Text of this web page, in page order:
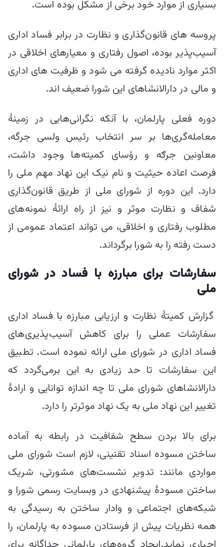
بسیاری از موارد خود برخی از مشکل بوده است.
پروسه های قانون‌گذاری و نظارت در برابر فساد اداری
آسیب‌پذیر بوده، اصول رفتاری و معیارهای اخلاقی در
اکثر موارد نادیده گرفته می شود و ظرفیت های اداری
و مالی در دارالانشاهای این شورا ضعیف اند.
دوره فعلی پارلمان، با آنکه نگرانی‌هایی در زمینۀ
معامله‌گری‌ها بر سر انتخاب رئیس ولسی جرگه،
معاونین جرګه و رؤسای کمیته‌ها وجود داشت،
فرصت اعاده حیثیت و نام نیک این نهاد مهم ملی را
دارد. این دوره از شورای ملی از طریق قانون‌گذاری
شفاف و نظارت موثر و نیز از راه ارائۀ نمونه‌های
مطلوب رفتاری و اخلاقی، می تواند اعتماد عمومی از
دست رفته را به شورا برگرداند.
سفارشات برای مبارزه با فساد در شورای
ملی
گزارش کمیتۀ نظارت و ارزیابی مبارزه با فساد اداری
سفارشات عملی را برای کاهش آسیب‌پذیری‌های
فساد اداری در شورای ملی ارائه نموده است. تطبیق
این سفارشات تا حد زیادی به این برمی‌گردد که
دارالانشاهای شورای ملی تا چه اندازه توانایی و ارادۀ
تغییر این نهاد ملی به یک نهاد موثرتر را دارد.
برای بالا بردن سطح شفافیت در رابطه به آماده
ساختن مسوده اسناد تقنینی، لازم است شورای ملی
مواردی مانند: تدویر نشست‌های مشورتی، شریک
ساختن مسودۀ پیشنهادی در وبسایت رسمی شورا و
شبکه‌های اجتماعی و وادار ساختن به رسیدگی به
همه نظریات پیش از فرستادن مسوده به پارلمان، را